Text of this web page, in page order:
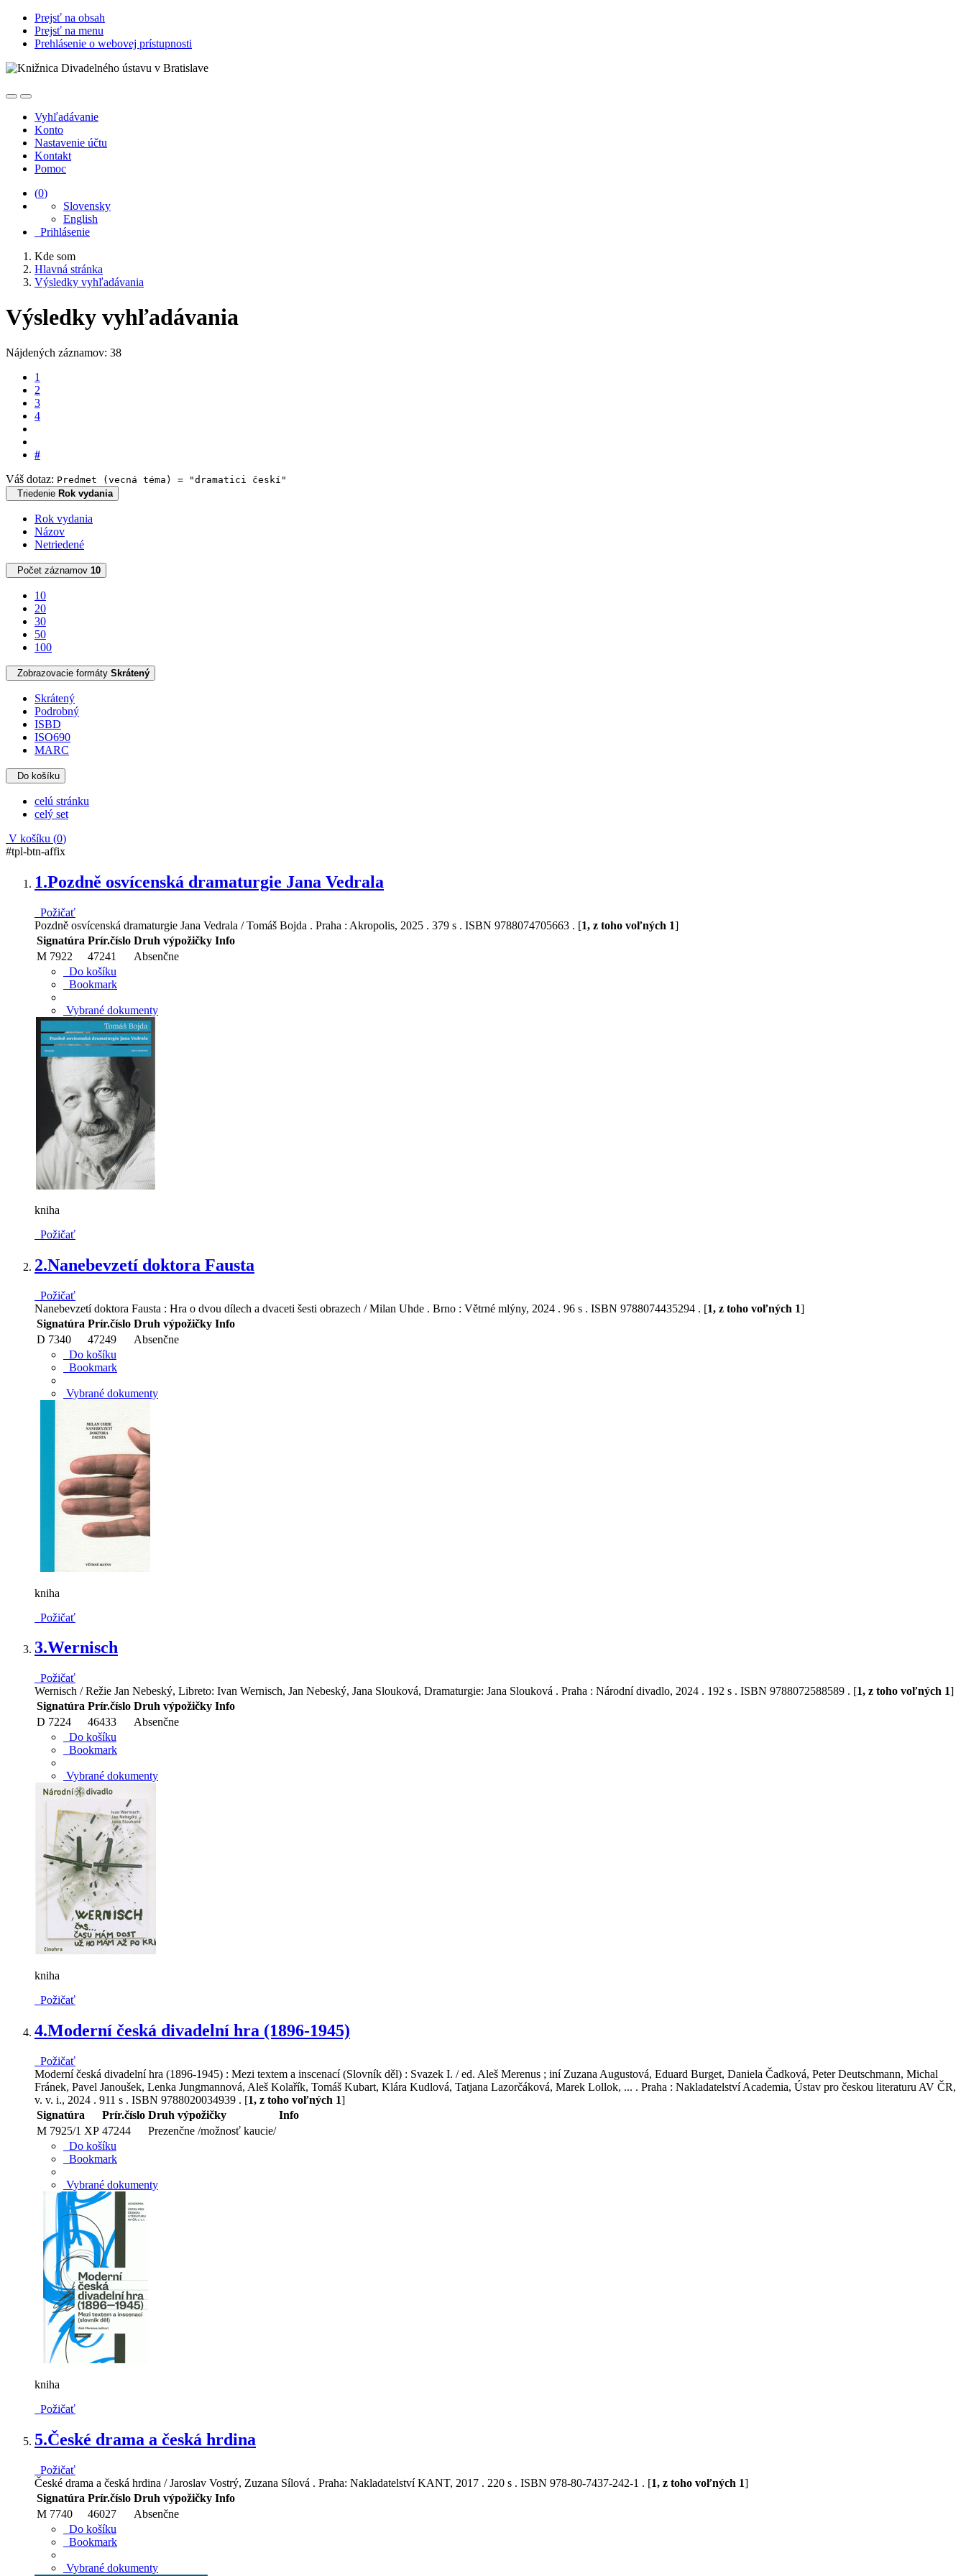
Prejsť na obsah
Prejsť na menu
Prehlásenie o webovej prístupnosti
Vyhľadávanie
Konto
Nastavenie účtu
Kontakt
Pomoc
(0)
Slovensky
English
Prihlásenie
Kde som
Hlavná stránka
Výsledky vyhľadávania
Výsledky vyhľadávania
Nájdených záznamov: 38
1
2
3
4
#
Váš dotaz: Predmet (vecná téma) = "dramatici českí"
Triedenie Rok vydania
Rok vydania
Názov
Netriedené
Počet záznamov 10
10
20
30
50
100
Zobrazovacie formáty Skrátený
Skrátený
Podrobný
ISBD
ISO690
MARC
Do košíku
celú stránku
celý set
V košíku (0)
#tpl-btn-affix
1.Pozdně osvícenská dramaturgie Jana Vedrala
Požičať
Pozdně osvícenská dramaturgie Jana Vedrala / Tomáš Bojda . Praha : Akropolis, 2025 . 379 s . ISBN 9788074705663 . [1, z toho voľných 1]
Signatúra Prír.číslo Druh výpožičky Info
M 7922
47241
Absenčne
Do košíku
Bookmark
Vybrané dokumenty
kniha
Požičať
2.Nanebevzetí doktora Fausta
Požičať
Nanebevzetí doktora Fausta : Hra o dvou dílech a dvaceti šesti obrazech / Milan Uhde . Brno : Větrné mlýny, 2024 . 96 s . ISBN 9788074435294 . [1, z toho voľných 1]
Signatúra Prír.číslo Druh výpožičky Info
D 7340
47249
Absenčne
Do košíku
Bookmark
Vybrané dokumenty
kniha
Požičať
3.Wernisch
Požičať
Wernisch / Režie Jan Nebeský, Libreto: Ivan Wernisch, Jan Nebeský, Jana Slouková, Dramaturgie: Jana Slouková . Praha : Národní divadlo, 2024 . 192 s . ISBN 9788072588589 . [1, z toho voľných 1]
Signatúra Prír.číslo Druh výpožičky Info
D 7224
46433
Absenčne
Do košíku
Bookmark
Vybrané dokumenty
kniha
Požičať
4.Moderní česká divadelní hra (1896-1945)
Požičať
Moderní česká divadelní hra (1896-1945) : Mezi textem a inscenací (Slovník děl) : Svazek I. / ed. Aleš Merenus ; iní Zuzana Augustová, Eduard Burget, Daniela Čadková, Peter Deutschmann, Michal
Fránek, Pavel Janoušek, Lenka Jungmannová, Aleš Kolařík, Tomáš Kubart, Klára Kudlová, Tatjana Lazorčáková, Marek Lollok, ... . Praha : Nakladatelství Academia, Ústav pro českou literaturu AV ČR,
v. v. i., 2024 . 911 s . ISBN 9788020034939 . [1, z toho voľných 1]
Signatúra
Prír.číslo Druh výpožičky
Info
M 7925/1 XP 47244
Prezenčne /možnosť kaucie/
Do košíku
Bookmark
Vybrané dokumenty
kniha
Požičať
5.České drama a česká hrdina
Požičať
České drama a česká hrdina / Jaroslav Vostrý, Zuzana Sílová . Praha: Nakladatelství KANT, 2017 . 220 s . ISBN 978-80-7437-242-1 . [1, z toho voľných 1]
Signatúra Prír.číslo Druh výpožičky Info
M 7740
46027
Absenčne
Do košíku
Bookmark
Vybrané dokumenty